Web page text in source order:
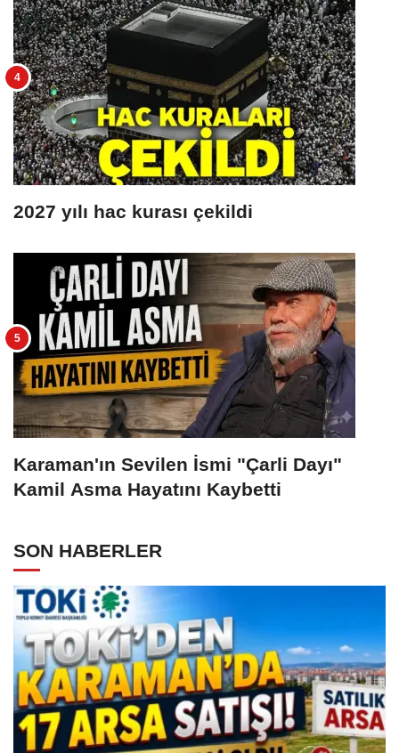
2027 yılı hac kurası çekildi
Karaman'ın Sevilen İsmi "Çarli Dayı"
Kamil Asma Hayatını Kaybetti
SON HABERLER